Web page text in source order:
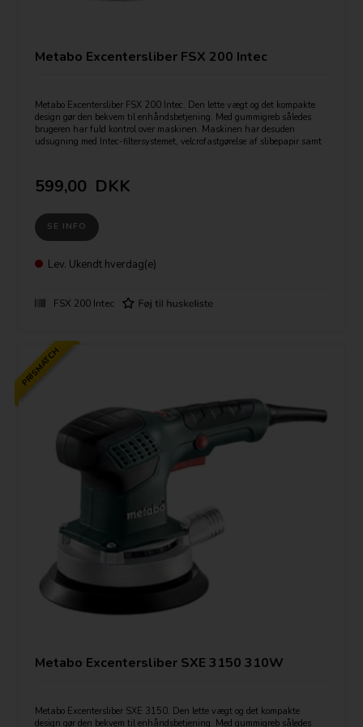
Metabo Excentersliber FSX 200 Intec
Metabo Excentersliber FSX 200 Intec. Den lette vægt og det kompakte
design gør den bekvem til enhåndsbetjening. Med gummigreb således
brugeren har fuld kontrol over maskinen. Maskinen har desuden
udsugning med Intec-filtersystemet, velcrofastgørelse af slibepapir samt
Tekniske data:
Bagskives diameter: 125 mm.
Effekt: 240 Watt
Svingkreds: 2,7 mm.
Vægt: 1,3 kg.
599,00 DKK
SE INFO
Lev. Ukendt hverdag(e)
FSX 200 Intec
PRISMATCH
Metabo Excentersliber SXE 3150 310W
Metabo Excentersliber SXE 3150. Den lette vægt og det kompakte
design gør den bekvem til enhåndsbetjening. Med gummigreb således